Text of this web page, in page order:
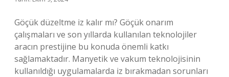
Göçük düzeltme iz kalır mı? Göçük onarım
çalışmaları ve son yıllarda kullanılan teknolojiler
aracın prestijine bu konuda önemli katkı
sağlamaktadır. Manyetik ve vakum teknolojisinin
kullanıldığı uygulamalarda iz bırakmadan sorunları